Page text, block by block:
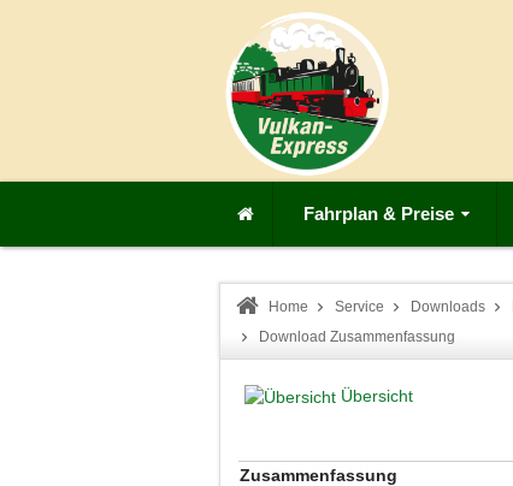
Fahrplan & Preise
Home Service Downloads
Download Zusammenfassung
Übersicht
Zusammenfassung